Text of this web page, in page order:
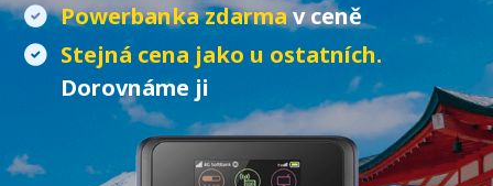
Powerbanka zdarmav ceně
Stejná cena jako u ostatních.
Dorovnáme ji